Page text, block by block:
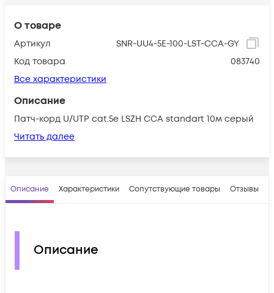
О товаре
Артикул
SNR-UU4-5E-100-LST-CCA-GY
Код товара
083740
Все характеристики
Описание
Патч-корд U/UTP cat.5e LSZH CCA standart 10м серый
Читать далее
Описание Характеристики Сопутствующие товары Отзывы
Описание